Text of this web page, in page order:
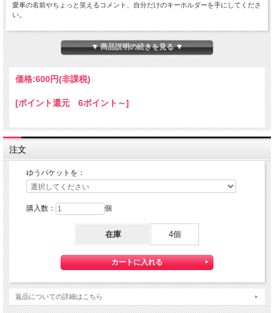
愛車の名前やちょっと笑えるコメント、自分だけのキーホルダーを手にしてくださ
い。
ちょっと小さな 『Mini HOTEL K/R』 です。
本体サイズ：１０×１４×８０ｍｍ
★コチラの商品は 『ゆうパケット』配送可能な商品になります。
ご利用の際の配送費は、全国一律『２５０円』になります。
ゆうパケット配送をご希望されるお客様は下記のゆうパケットにつきましての説明
ゆうパケット配送をご選択ください。
【送料】全国一律料金でお届けします。
『ゆうパケット』は通常の宅配便と異なり直接ポストへ投函するお届け方法です。
宅配便のように受領印やサインのやり取りが無く、ご不在時であってもお受け取り
▼ 商品説明の続きを見る ▼
価格:600円(非課税)
[ポイント還元 6ポイント～]
注文
ゆうパケットを：
購入数： 個
在庫 4個
返品についての詳細はこちら